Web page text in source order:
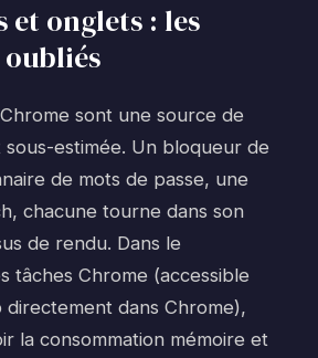
et onglets : les
sont une source de
estimée. Un bloqueur de
de mots de passe, une
chacune tourne dans son
de rendu. Dans le
tâches Chrome (accessible
directement dans Chrome),
la consommation mémoire et